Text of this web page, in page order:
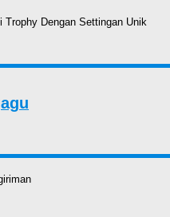
Dengan Settingan Unik